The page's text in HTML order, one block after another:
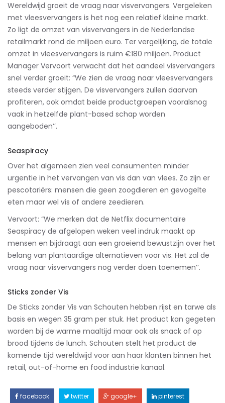
Wereldwijd groeit de vraag naar visvervangers. Vergeleken
met vleesvervangers is het nog een relatief kleine markt.
Zo ligt de omzet van visvervangers in de Nederlandse
retailmarkt rond de miljoen euro. Ter vergelijking, de totale
omzet in vleesvervangers is ruim €180 miljoen. Product
Manager Vervoort verwacht dat het aandeel visvervangers
snel verder groeit: “We zien de vraag naar vleesvervangers
steeds verder stijgen. De visvervangers zullen daarvan
profiteren, ook omdat beide productgroepen vooralsnog
vaak in hetzelfde plant-based schap worden
aangeboden’’.
Seaspiracy
Over het algemeen zien veel consumenten minder
urgentie in het vervangen van vis dan van vlees. Zo zijn er
pescotariërs: mensen die geen zoogdieren en gevogelte
eten maar wel vis of andere zeedieren.
Vervoort: “We merken dat de Netflix documentaire
Seaspiracy de afgelopen weken veel indruk maakt op
mensen en bijdraagt aan een groeiend bewustzijn over het
belang van plantaardige alternatieven voor vis. Het zal de
vraag naar visvervangers nog verder doen toenemen’’.
Sticks zonder Vis
De Sticks zonder Vis van Schouten hebben rijst en tarwe als
basis en wegen 35 gram per stuk. Het product kan gegeten
worden bij de warme maaltijd maar ook als snack of op
brood tijdens de lunch. Schouten stelt het product de
komende tijd wereldwijd voor aan haar klanten binnen het
retail, out-of-home en food industrie kanaal.
facebook twitter google+ pinterest